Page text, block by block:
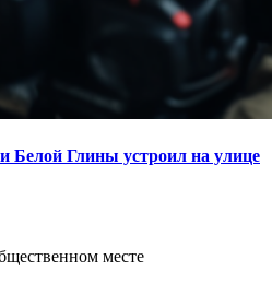
Белой Глины устроил на улице
месте